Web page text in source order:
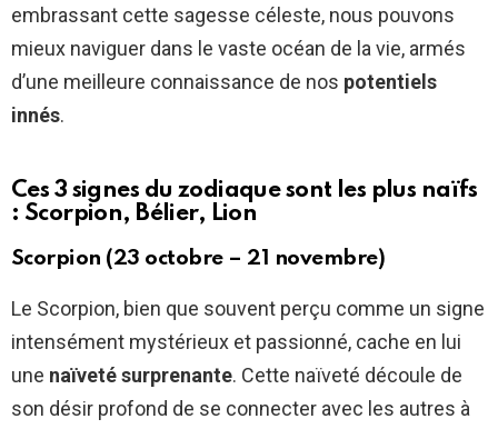
embrassant cette sagesse céleste, nous pouvons
mieux naviguer dans le vaste océan de la vie, armés
d’une meilleure connaissance de nos potentiels
innés.
Ces 3 signes du zodiaque sont les plus naïfs
: Scorpion, Bélier, Lion
Scorpion (23 octobre – 21 novembre)
Le Scorpion, bien que souvent perçu comme un signe
intensément mystérieux et passionné, cache en lui
une naïveté surprenante. Cette naïveté découle de
son désir profond de se connecter avec les autres à